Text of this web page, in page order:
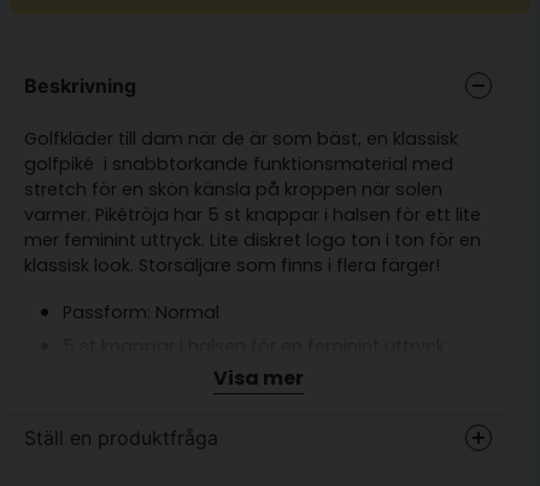
Beskrivning
Golfkläder till dam när de är som bäst, en klassisk
golfpiké i snabbtorkande funktionsmaterial med
stretch för en skön känsla på kroppen när solen
värmer. Pikétröja har 5 st knappar i halsen för ett lite
mer feminint uttryck. Lite diskret logo ton i ton för en
klassisk look. Storsäljare som finns i flera färger!
Passform: Normal
Lite diskret logo ton i ton.
Visa mer
Ställ en produktfråga